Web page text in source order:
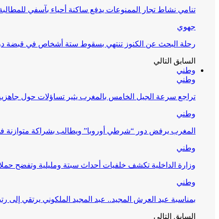
تنامي نشاط تجار الممنوعات يدفع ساكنة أحياء بآسفي
جهوي
رحلة البحث عن الكنوز تنتهي بسقوط ستة أشخاص في قبضة
السابق التالي
وطني
وطني
تراجع سرعة الجيل الخامس بالمغرب يثير تساؤلات حول جاهزية
وطني
المغرب يرفض دور “شرطي أوروبا” ويطالب بشراكة متوازنة
وطني
وزارة الداخلية تكشف خلفيات أحداث سبتة ومليلية وتفضح
وطني
بمناسبة عيد العرش المجيد.. عبد المجيد الملكوني يرتقي إلى
السابق التالي